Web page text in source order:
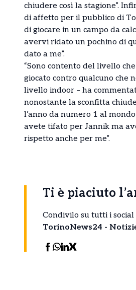
chiudere così la stagione”.
di affetto per il pubblico di
di giocare in un campo da
avervi ridato un pochino di
dato a me”.
“Sono contento del livello
giocato contro qualcuno che
livello indoor – ha
nonostante la sconfitta
l’anno da numero 1 al
avete tifato per Jannik ma
rispetto anche per me”.
Ti è piaciuto
Condivilo su tutti i social
TorinoNews24 -